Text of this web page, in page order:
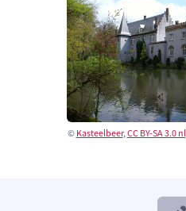
© Kasteelbeer, CC BY-SA 3.0 nl